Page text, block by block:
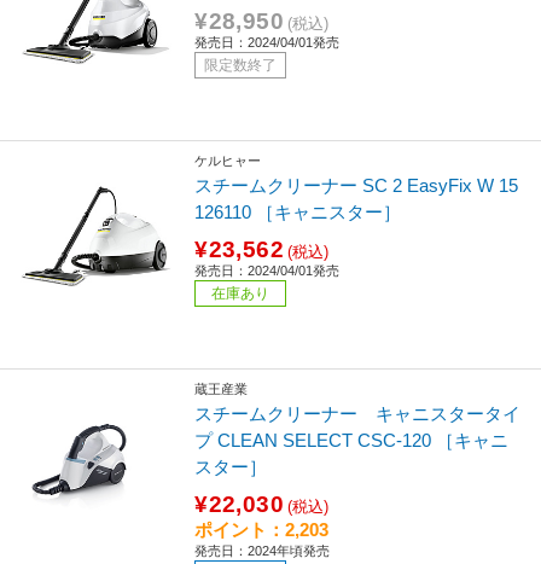
¥28,950 (税込)
発売日：2024/04/01発売
限定数終了
ケルヒャー
スチームクリーナー SC 2 EasyFix W 15
126110 ［キャニスター］
¥23,562 (税込)
発売日：2024/04/01発売
在庫あり
蔵王産業
スチームクリーナー キャニスタータイ
プ CLEAN SELECT CSC-120 ［キャニ
スター］
¥22,030 (税込)
ポイント：2,203
発売日：2024年頃発売